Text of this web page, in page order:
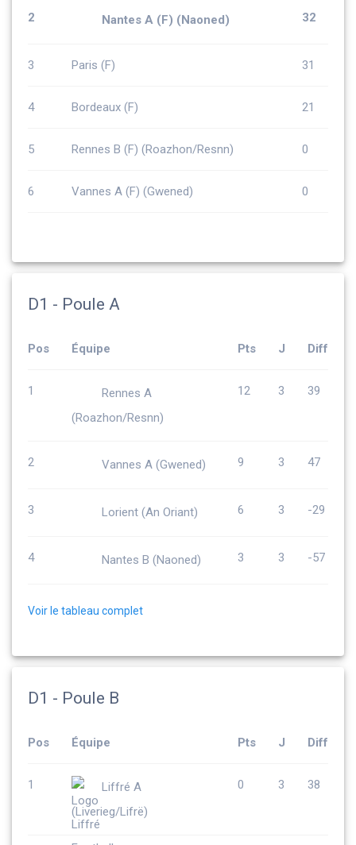
2 Nantes A (F) (Naoned) 32
3 Paris (F) 31
4 Bordeaux (F) 21
5 Rennes B (F) (Roazhon/Resnn) 0
6 Vannes A (F) (Gwened) 0
D1 - Poule A
Pos Équipe Pts J Diff
1
Rennes A
(Roazhon/Resnn)
12 3 39
2 Vannes A (Gwened) 9 3 47
3 Lorient (An Oriant) 6 3 -29
4 Nantes B (Naoned) 3 3 -57
Voir le tableau complet
D1 - Poule B
Pos Équipe Pts J Diff
1
Liffré A
(Liverieg/Lifrë)
0 3 38